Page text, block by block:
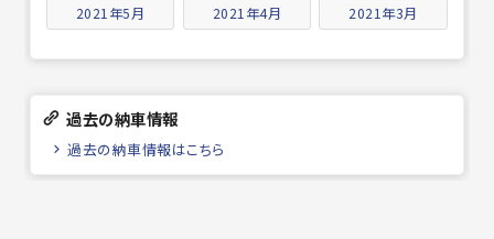
2021年5月 2021年4月 2021年3月
過去の納車情報
過去の納車情報はこちら